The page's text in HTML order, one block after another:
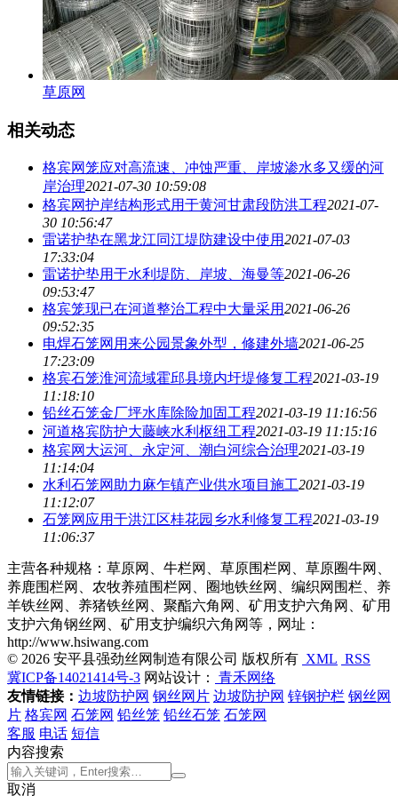
草原网
相关动态
格宾网笼应对高流速、冲蚀严重、岸坡渗水多又缓的河
岸治理2021-07-30 10:59:08
格宾网护岸结构形式用于黄河甘肃段防洪工程2021-07-
30 10:56:47
雷诺护垫在黑龙江同江堤防建设中使用2021-07-03
17:33:04
雷诺护垫用于水利堤防、岸坡、海曼等2021-06-26
09:53:47
格宾笼现已在河道整治工程中大量采用2021-06-26
09:52:35
电焊石笼网用来公园景象外型，修建外墙2021-06-25
17:23:09
格宾石笼淮河流域霍邱县境内圩堤修复工程2021-03-19
11:18:10
铅丝石笼金厂坪水库除险加固工程2021-03-19 11:16:56
河道格宾防护大藤峡水利枢纽工程2021-03-19 11:15:16
格宾网大运河、永定河、潮白河综合治理2021-03-19
11:14:04
水利石笼网助力麻乍镇产业供水项目施工2021-03-19
11:12:07
石笼网应用于洪江区桂花园乡水利修复工程2021-03-19
11:06:37
主营各种规格：草原网、牛栏网、草原围栏网、草原圈牛网、
养鹿围栏网、农牧养殖围栏网、圈地铁丝网、编织网围栏、养
羊铁丝网、养猪铁丝网、聚酯六角网、矿用支护六角网、矿用
支护六角钢丝网、矿用支护编织六角网等，网址：
http://www.hsiwang.com
© 2026 安平县强劲丝网制造有限公司 版权所有 XML RSS
冀ICP备14021414号-3 网站设计：
青禾网络
友情链接： 边坡防护网 钢丝网片 边坡防护网 锌钢护栏 钢丝网
片 格宾网 石笼网 铅丝笼 铅丝石笼 石笼网
客服 电话 短信
内容搜索
取消